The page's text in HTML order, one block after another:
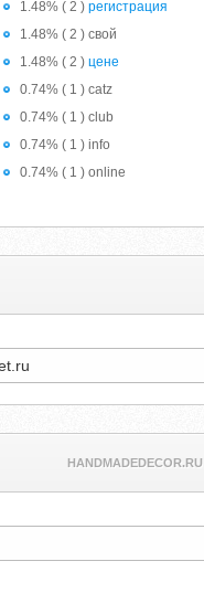
1.48% ( 2 )регистрация
1.48% ( 2 ) свой
1.48% ( 2 )цене
0.74% ( 1 ) catz
0.74% ( 1 ) club
0.74% ( 1 ) info
0.74% ( 1 ) online
HANDMADEDECOR.RU